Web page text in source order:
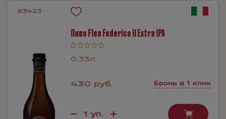
63423
Пиво Flea Federico II Extra IPA
0.33л
430 руб. Бронь в 1 клик